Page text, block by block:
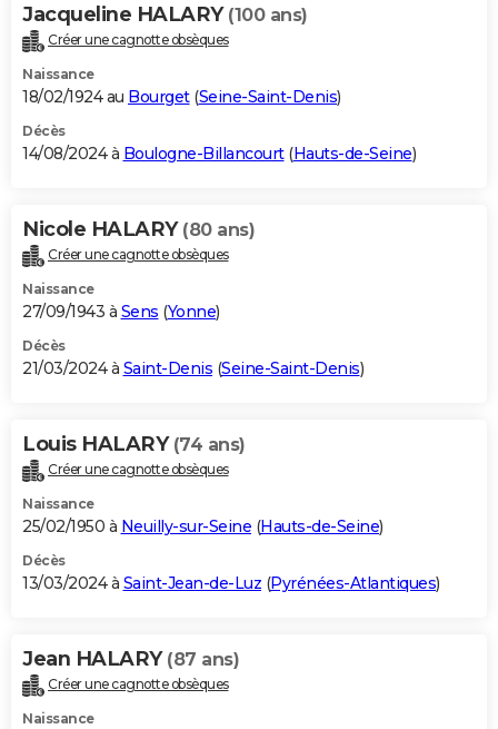
Jacqueline HALARY (100 ans)
Créer une cagnotte obsèques
Naissance
18/02/1924 au Bourget(Seine-Saint-Denis)
Décès
14/08/2024 à Boulogne-Billancourt(Hauts-de-Seine)
Nicole HALARY (80 ans)
Créer une cagnotte obsèques
Naissance
27/09/1943 à Sens (Yonne)
Décès
21/03/2024 à Saint-Denis (Seine-Saint-Denis)
Louis HALARY (74 ans)
Créer une cagnotte obsèques
Naissance
25/02/1950 à Neuilly-sur-Seine (Hauts-de-Seine)
Décès
13/03/2024 à Saint-Jean-de-Luz (Pyrénées-Atlantiques)
Jean HALARY (87 ans)
Créer une cagnotte obsèques
Naissance